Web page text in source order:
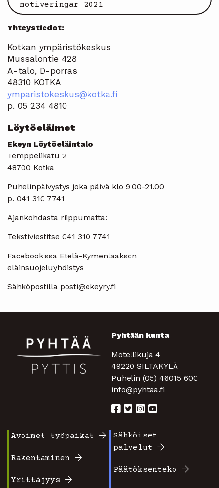
motiveringar 2021
Yhteystiedot:
Kotkan ympäristökeskus
Mussalontie 428
A-talo, D-porras
48310 KOTKA
ymparistokeskus@kotka.fi
p. 05 234 4810
Löytöeläimet
Ekeyn Löytöeläintalo
Temppelikatu 2
48700 Kotka
Puhelinpäivystys joka päivä klo 9.00-21.00
p. 041 310 7741
Ajankohdasta riippumatta:
Tekstiviestitse 041 310 7741
Facebookissa Etelä-Kymenlaakson
eläinsuojeluyhdistys
Sähköpostilla posti@ekeyry.fi
Pyhtään kunta
Motellikuja 4
49220 SILTAKYLÄ
Puhelin (05) 46015 600
info@pyhtaa.fi
valikko
1
Avoimet työpaikat
Rakentaminen
Yrittäjyys
Footer
2
Sähköiset
palvelut
Päätöksenteko